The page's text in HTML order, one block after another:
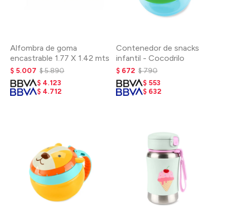
Alfombra de goma
encastrable 1.77 X 1.42 mts
$ 5.007 $5.890
$ 4.123
$ 4.712
Contenedor de snacks
infantil - Cocodrilo
$ 672 $790
$ 553
$ 632